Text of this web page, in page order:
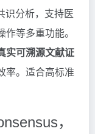
识分析，支持医
等多重功能。
实可溯源文献证
率。适合高标准
，